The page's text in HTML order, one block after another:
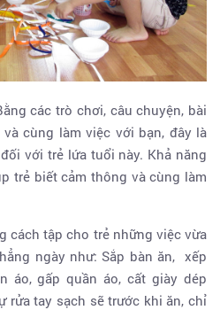
các trò chơi, câu chuyện, bài
cùng làm việc với bạn, đây là
với trẻ lứa tuổi này. Khả năng
trẻ biết cảm thông và cùng làm
cách tập cho trẻ những việc vừa
ngày như: Sắp bàn ăn, xếp
áo, gấp quần áo, cất giày dép
rửa tay sạch sẽ trước khi ăn, chỉ